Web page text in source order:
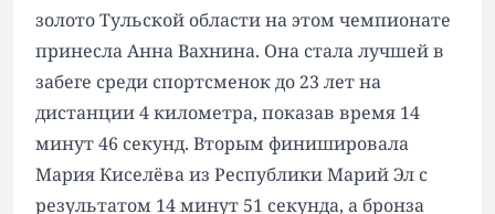
золото Тульской области на этом чемпионате
принесла Анна Вахнина. Она стала лучшей в
забеге среди спортсменок до 23 лет на
дистанции 4 километра, показав время 14
минут 46 секунд. Вторым финишировала
Мария Киселёва из Республики Марий Эл с
результатом 14 минут 51 секунда, а бронза